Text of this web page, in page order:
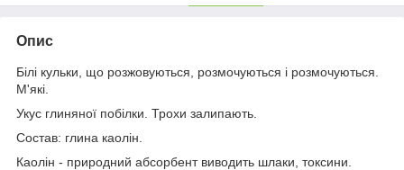
Опис
Білі кульки, що розжовуються, розмочуються і розмочуються.
М'які.
Укус глиняної побілки. Трохи залипають.
Состав: глина каолін.
Каолін - природний абсорбент виводить шлаки, токсини.